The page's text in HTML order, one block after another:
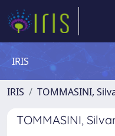
IRIS
IRIS TOMMASINI,
TOMMASINI,